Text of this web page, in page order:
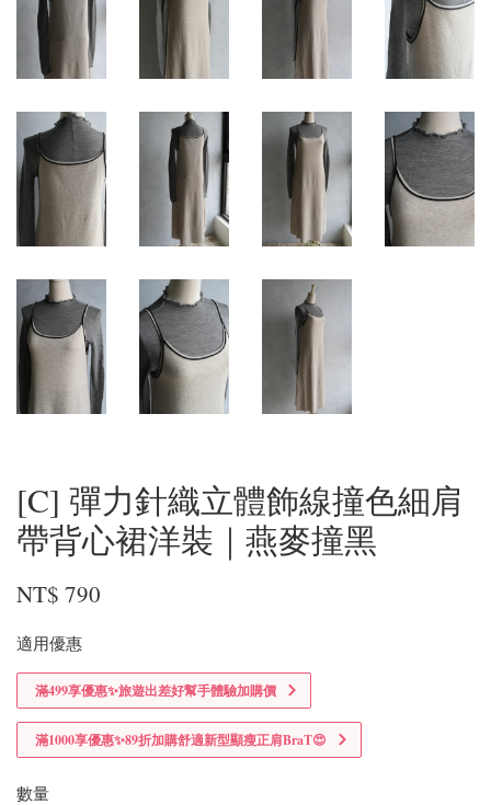
[C] 彈力針織立體飾線撞色細肩
帶背心裙洋裝｜燕麥撞黑
NT$ 790
適用優惠
滿499享優惠✨旅遊出差好幫手體驗加購價
滿1000享優惠✨89折加購舒適新型顯瘦正肩BraT😍
數量